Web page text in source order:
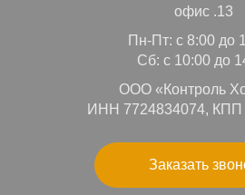
офис .13
Пн-Пт: с 8:00 до
Сб: с 10:00 до
ООО «Контроль
ИНН 7724834074, КПП
Заказать